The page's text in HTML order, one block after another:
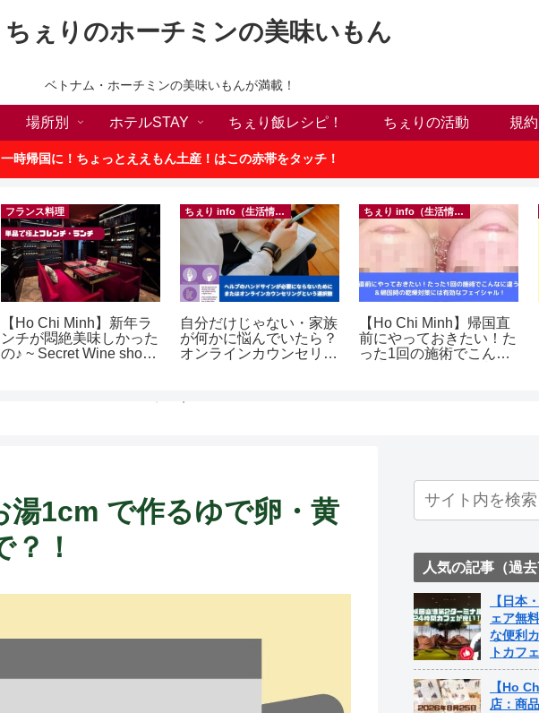
ぇりのホーチミンの美味いもん
ベトナム・ホーチミンの美味いもんが満載！
場所別 ホテルSTAY ちぇり飯レシピ！ ちぇりの活動 規
一時帰国に！ちょっとええもん土産！はこの赤帯をタッチ！
フランス料理
【Ho Chi Minh】新年ラ
ンチが悶絶美味しかった
の♪ ~ Secret Wine shop
ちぇり info（生活情報）
自分だけじゃない・家族
が何かに悩んでいたら？
オンラインカウンセリン
ちぇり info（生活情報）
【Ho Chi Minh】帰国直
前にやっておきたい！た
った1回の施術でこんな
湯1cm で作るゆで卵・黄
！
人気の記事（過去
【日本
ェア無
な便利
トカフ
【Ho
店：商